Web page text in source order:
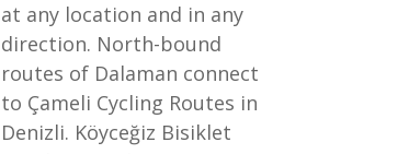
at any location and in any
direction. North-bound
routes of Dalaman connect
to Çameli Cycling Routes in
Denizli. Köyceğiz Bisiklet